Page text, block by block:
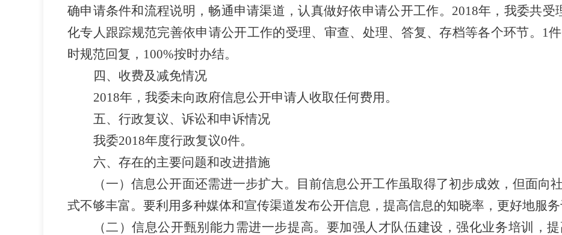
确申请条件和流程说明，畅通申请渠道，认真做好依申请公开工作。 2018年，我委共受
化专人跟踪规范完善依申请公开工作的受理、审查、处理、答复、存档等各个环节。 1
时规范回复， 100%按时办结。
四、收费及减免情况
2018年，我委未向政府信息公开申请人收取任何费用。
五、行政复议、诉讼和申诉情况
我委2018年度行政复议0件。
六、存在的主要问题和改进措施
（一）信息公开面还需进一步扩大。目前信息公开工作虽取得了初步成效，但面向
式不够丰富。要利用多种媒体和宣传渠道发布公开信息，提高信息的知晓率，更好地服务
（二）信息公开甄别能力需进一步提高。要加强人才队伍建设，强化业务培训，